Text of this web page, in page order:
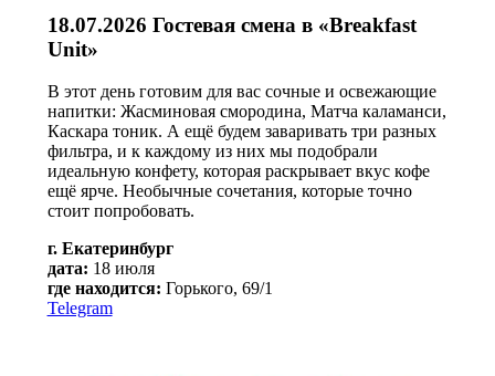
18.07.2026 Гостевая смена в «Breakfast
Unit»
В этот день готовим для вас сочные и освежающие
напитки: Жасминовая смородина, Матча каламанси,
Каскара тоник. А ещё будем заваривать три разных
фильтра, и к каждому из них мы подобрали
идеальную конфету, которая раскрывает вкус кофе
ещё ярче. Необычные сочетания, которые точно
стоит попробовать.
г. Екатеринбург
дата: 18 июля
где находится: Горького, 69/1
Telegram